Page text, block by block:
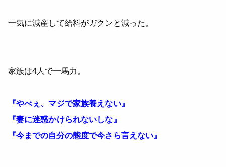
一気に減産して給料がガクンと減った。
家族は4人で一馬力。
『やべぇ、マジで家族養えない』
『妻に迷惑かけられないしな』
『今までの自分の態度で今さら言えない』